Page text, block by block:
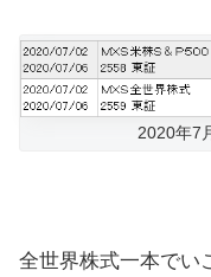
2020年7
全世界株式一本でい